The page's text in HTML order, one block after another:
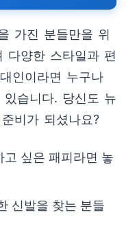
가진 분들만을 위
다양한 스타일과 편
인이라면 누구나
습니다. 당신도 뉴
비가 되셨나요?
싶은 패피라면 놓
신발을 찾는 분들